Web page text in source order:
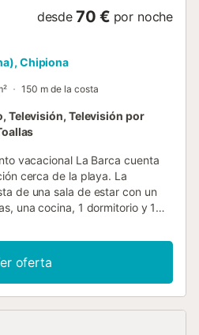
desde 70 € por noche
Chipiona
150 m de la costa
Televisión, Televisión por
vacacional La Barca cuenta
cerca de la playa. La
de una sala de estar con un
una cocina, 1 dormitorio y 1
televisión, aire acondicionado y
cuna disponible. Este
privado y acceso a una
Se permiten mascotas.
oferta